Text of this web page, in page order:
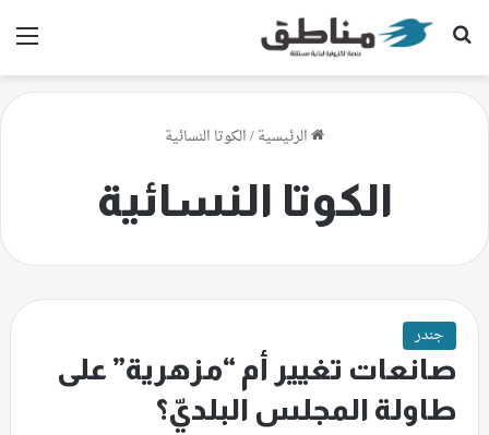
بحث عن
الرئيسية/الكوتا النسائية
الكوتا النسائية
جندر
صانعات تغيير أم “مزهرية” على
طاولة المجلس البلديّ؟